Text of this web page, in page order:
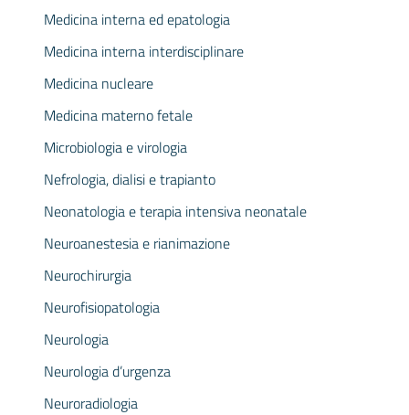
Medicina interna ed epatologia
Medicina interna interdisciplinare
Medicina nucleare
Medicina materno fetale
Microbiologia e virologia
Nefrologia, dialisi e trapianto
Neonatologia e terapia intensiva neonatale
Neuroanestesia e rianimazione
Neurochirurgia
Neurofisiopatologia
Neurologia
Neurologia d’urgenza
Neuroradiologia